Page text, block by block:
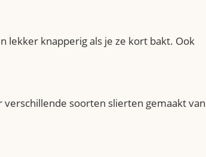
lekker knapperig als je ze kort bakt. Ook
soorten slierten gemaakt van